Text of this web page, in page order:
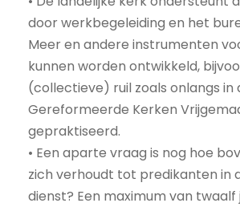
door werkbegeleiding en het
Meer en andere instrumenten
kunnen worden ontwikkeld,
(collectieve) ruil zoals onlangs in
Gereformeerde Kerken
gepraktiseerd.
• Een aparte vraag is nog hoe
zich verhoudt tot predikanten in
dienst? Een maximum van